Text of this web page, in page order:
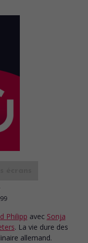
Philipp avec Sonja
. La vie dure des
allemand.